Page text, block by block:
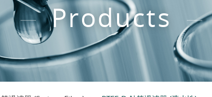
Products